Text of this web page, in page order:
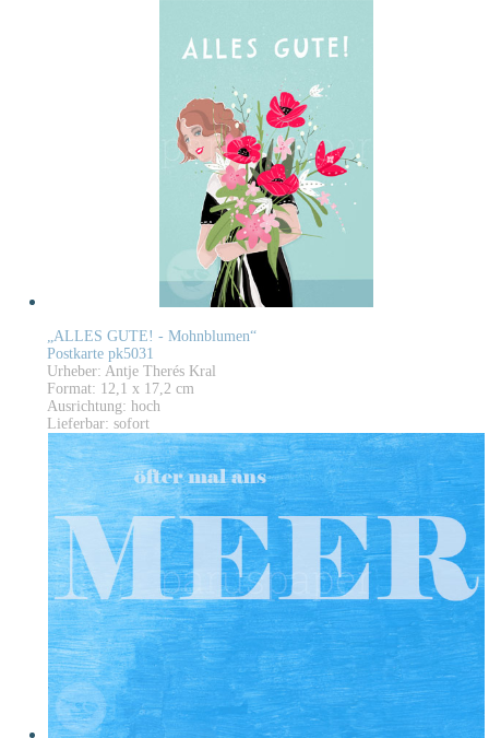
„ALLES GUTE! - Mohnblumen“
Postkarte pk5031
Urheber: Antje Therés Kral
Format: 12,1 x 17,2 cm
Ausrichtung: hoch
Lieferbar: sofort